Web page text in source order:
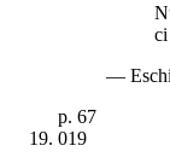
ci
—
p. 67
019